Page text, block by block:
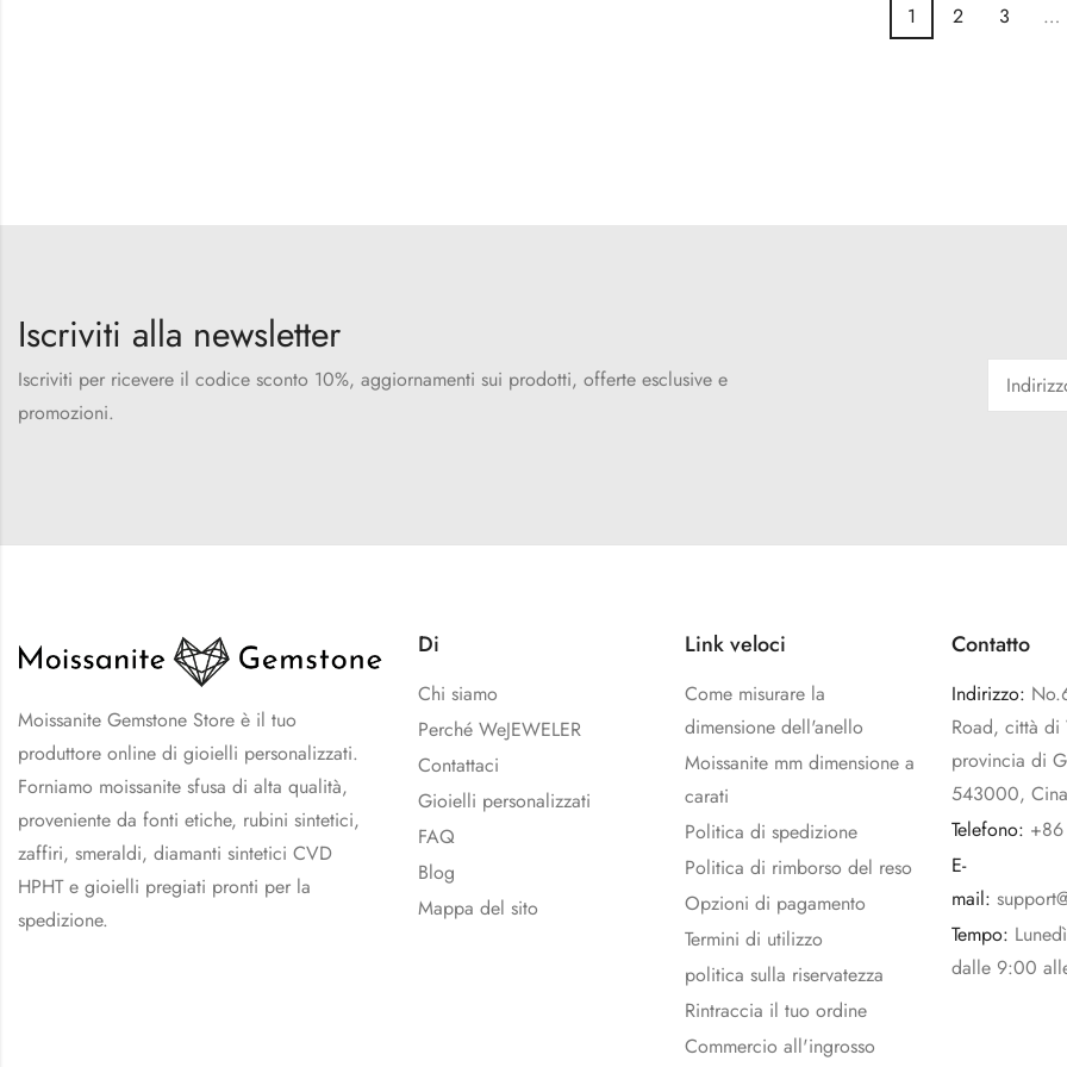
1 2 3 …
Iscriviti alla newsletter
Iscriviti per ricevere il codice sconto 10%, aggiornamenti sui prodotti, offerte esclusive e
promozioni.
Moissanite Gemstone Store è il tuo
produttore online di gioielli personalizzati.
Forniamo moissanite sfusa di alta qualità,
proveniente da fonti etiche, rubini sintetici,
zaffiri, smeraldi, diamanti sintetici CVD
HPHT e gioielli pregiati pronti per la
spedizione.
Di
Chi siamo
Perché WeJEWELER
Contattaci
Gioielli personalizzati
FAQ
Blog
Mappa del sito
Link veloci
Come misurare la
dimensione dell'anello
Moissanite mm dimensione a
carati
Politica di spedizione
Politica di rimborso del reso
Opzioni di pagamento
Termini di utilizzo
politica sulla riservatezza
Rintraccia il tuo ordine
Commercio all'ingrosso
Contatto
Indirizzo:
Road, città di
provincia di
543000, Cina
Telefono:
E-
mail:
Tempo:
dalle 9:00